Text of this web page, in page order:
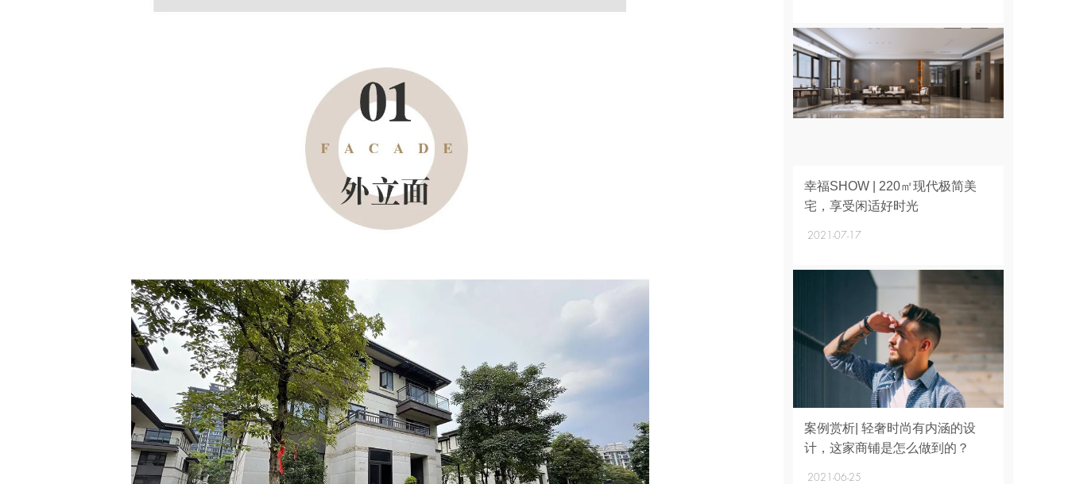
幸福SHOW | 220㎡现代极简美
宅，享受闲适好时光
2021-07-17
案例赏析| 轻奢时尚有内涵的设
计，这家商铺是怎么做到的？
2021-06-25